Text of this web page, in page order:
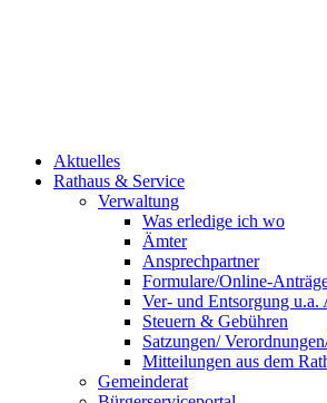
Aktuelles
Rathaus & Service
Verwaltung
Was erledige ich wo
Ämter
Ansprechpartner
Formulare/Online-
Ver- und Entsorgung
Steuern & Gebühren
Satzungen/
Mitteilungen aus dem
Gemeinderat